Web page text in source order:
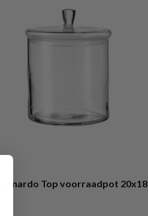
Leonardo Top voorraadpot 20x18